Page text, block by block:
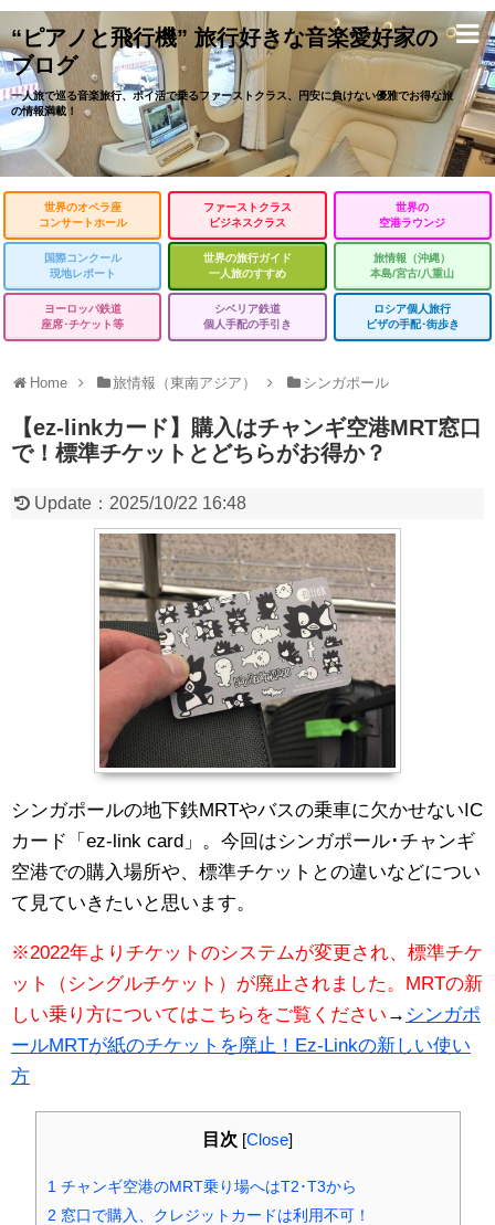
“ピアノと飛行機” 旅行好きな音楽愛好家の
ブログ
一人旅で巡る音楽旅行、ポイ活で乗るファーストクラス、円安に負けない優雅でお得な旅
の情報満載！
世界のオペラ座
コンサートホール
ファーストクラス
ビジネスクラス
世界の
空港ラウンジ
国際コンクール
現地レポート
世界の旅行ガイド
一人旅のすすめ
旅情報（沖縄）
本島/宮古/八重山
ヨーロッパ鉄道
座席･チケット等
シベリア鉄道
個人手配の手引き
ロシア個人旅行
ビザの手配･街歩き
Home 旅情報（東南アジア） シンガポール
【ez-linkカード】購入はチャンギ空港MRT窓口
で！標準チケットとどちらがお得か？
Update： 2025/10/22 16:48
シンガポールの地下鉄MRTやバスの乗車に欠かせないIC
カード「ez-link card」。今回はシンガポール･チャンギ
空港での購入場所や、標準チケットとの違いなどについ
て見ていきたいと思います。
※2022年よりチケットのシステムが変更され、標準チケ
ット（シングルチケット）が廃止されました。MRTの新
しい乗り方についてはこちらをご覧ください → シンガポ
ールMRTが紙のチケットを廃止！Ez-Linkの新しい使い
方
目次 [Close]
1 チャンギ空港のMRT乗り場へはT2･T3から
2 窓口で購入、クレジットカードは利用不可！